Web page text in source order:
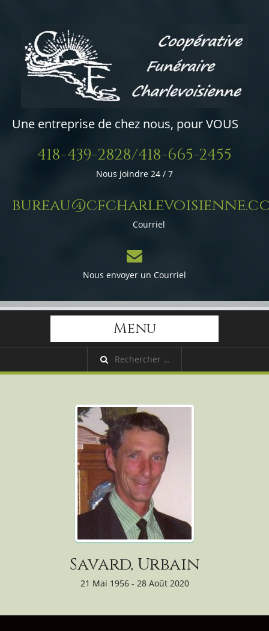
Une entreprise de chez nous, pour VOUS
418-439-2828/418-665-2455
Nous joindre 24 / 7
Courriel
Nous envoyer un Courriel
Menu
Savard, Urbain
21 Mai 1956 - 28 Août 2020